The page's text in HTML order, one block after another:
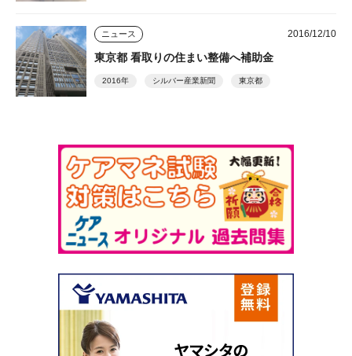
ニュース 2016/12/10
東京都 看取りの住まい整備へ補助金
2016年 シルバー産業新聞 東京都